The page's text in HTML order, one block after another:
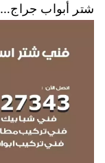
شتر أبواب جراج…